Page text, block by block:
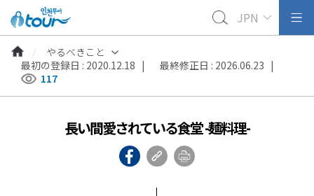
JPN
やるべきこと
最初の登録日 : 2020.12.18 |
最終修正日 : 2026.06.23 |
117
長い間愛されている食堂 -麺料理-